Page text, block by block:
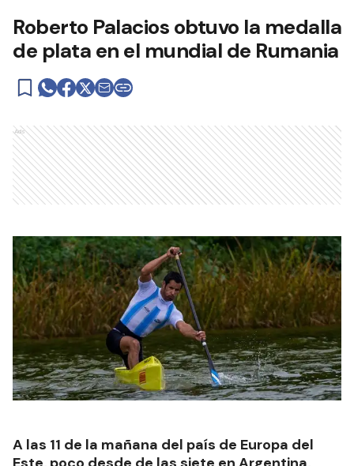
Roberto Palacios obtuvo la medalla
de plata en el mundial de Rumania
Ads
A las 11 de la mañana del país de Europa del